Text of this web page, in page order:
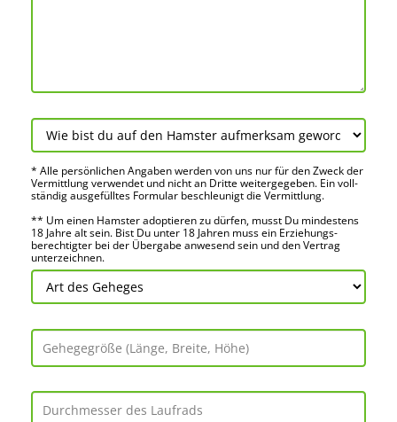
* Alle persön­lichen Angaben werden von uns nur für den Zweck der
Vermitt­lung verwendet und nicht an Dritte weiter­gegeben. Ein voll­
ständig ausge­fülltes Formular beschleu­nigt die Vermitt­lung.
** Um einen Hamster adoptieren zu dürfen, musst Du mindes­tens
18 Jahre alt sein. Bist Du unter 18 Jahren muss ein Erziehungs­
berechtigter bei der Über­gabe anwes­end sein und den Vertrag
unter­zeichnen.